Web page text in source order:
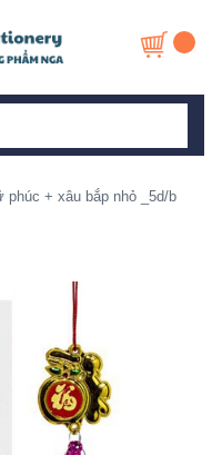
phúc + xâu bắp nhỏ _5d/b